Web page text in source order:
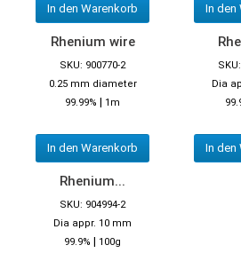
In den Warenkorb In den
Rhenium wire
SKU: 900770-2
0.25 mm diameter
99.99% | 1m
In den Warenkorb
Dia
In den
Rhenium...
SKU: 904994-2
Dia appr. 10 mm
99.9% | 100g